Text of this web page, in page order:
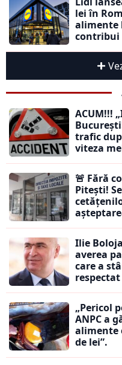
lei în
alimente
contribui
ACUM!!!
trafic
viteza
🚨 Fără
Pitești!
Ilie
averea
care a
„Pericol
ANPC a
alimente
de lei”.